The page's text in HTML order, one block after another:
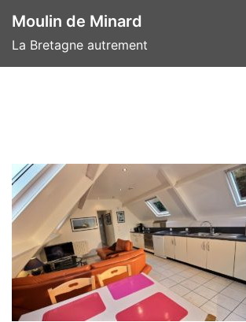
au
contenu
Moulin de Minard
La Bretagne autrement